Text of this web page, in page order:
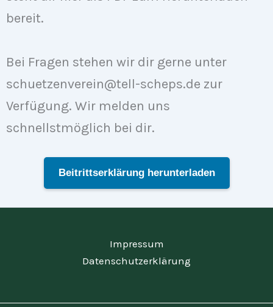
bereit.
Bei Fragen stehen wir dir gerne unter
schuetzenverein@tell-scheps.de zur
Verfügung. Wir melden uns
schnellstmöglich bei dir.
Beitrittserklärung herunterladen
Impressum
Datenschutzerklärung